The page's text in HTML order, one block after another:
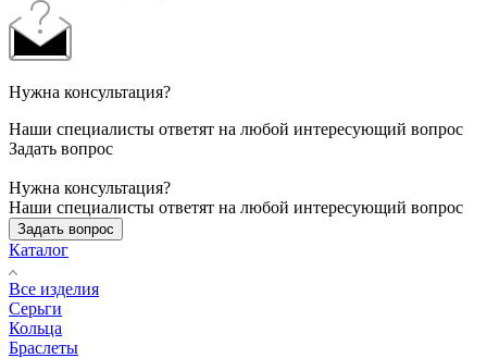
Нужна консультация?
Наши специалисты ответят на любой интересующий вопрос
Задать вопрос
Нужна консультация?
Наши специалисты ответят на любой интересующий вопрос
Задать вопрос
Каталог
Все изделия
Серьги
Кольца
Браслеты